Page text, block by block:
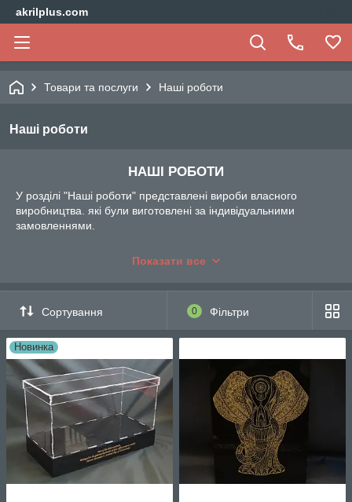
akrilplus.com
Товари та послуги Наші роботи
Наші роботи
НАШІ РОБОТИ
У розділі "Наші роботи" представлені вироби власного
виробництва. які були виготовлені за індивідуальними
замовленнями.
товарів з акрилу за індивідуальними замовленнями клієнтів.
представленим макетів. Можливо нанесення зображення,
логотипу або написів.
Показати все
Сортування 0 Фільтри
Новинка